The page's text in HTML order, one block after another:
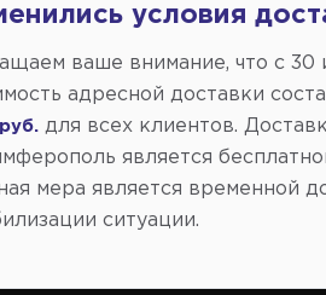
центр:
запчастей на
авто
условия
ваше внимание, что c 30
адресной доставки
для всех клиентов.
является
мера является временной
ситуации.